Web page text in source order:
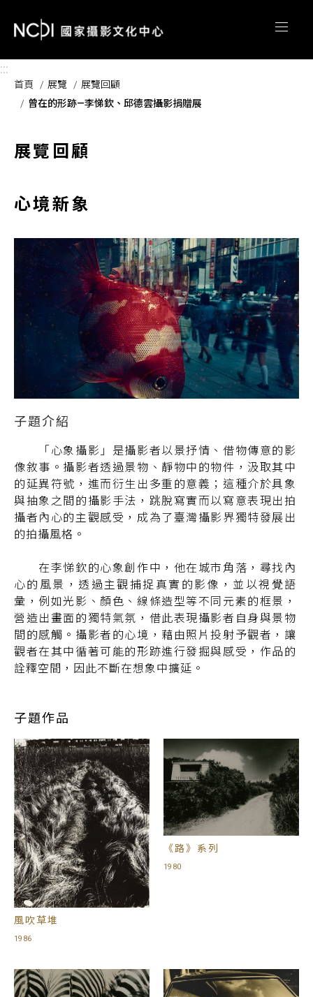
:::
首頁 展覽
展覽回顧
曾在的形跡—李悌欽、邱德雲攝影捐贈展
展覽回顧
心境新象
「心象攝影」是攝影者以景抒情、借物傳意的影
像敘事。攝影者透過景物、靜物中的物件，汲取其中
的延異符號，進而衍生出多重的意義；這種介於具象
與抽象之間的攝影手法，跳脫寫實而以寫意表現出拍
攝者內心的主觀感受，成為了臺灣攝影界獨特發展出
的拍攝風格。
在李悌欽的心象創作中，他在城市角落，尋找內
心的風景，透過主觀捕捉真實的影像，並以視覺語
彙，例如光影、顏色、線條造型等不同元素的框景，
營造出畫面的獨特氣氛，借此表現攝影者自身與景物
間的感觸。攝影者的心境，藉由照片投射予觀者，讓
觀者在其中循著可能的形跡進行發掘與感受，作品的
詮釋空間，因此不斷在想象中擴延。
子題作品
風吹草堆
1986
《路》系列
1980